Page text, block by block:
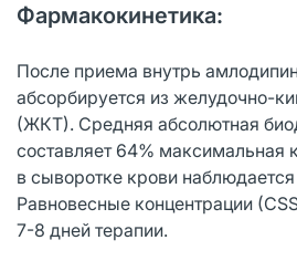
Фармакокинетика:
После приема внутрь
абсорбируется из желудочно-
(ЖКТ). Средняя абсолютная
составляет 64% максимальная
в сыворотке крови
Равновесные концентрации
7-8 дней терапии.